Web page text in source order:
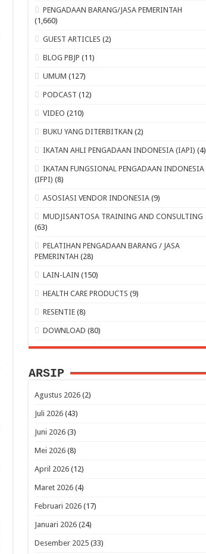
PENGADAAN BARANG/JASA PEMERINTAH
(1,660)
GUEST ARTICLES (2)
BLOG PBJP (11)
UMUM (127)
PODCAST (12)
VIDEO (210)
BUKU YANG DITERBITKAN (2)
IKATAN AHLI PENGADAAN INDONESIA (IAPI) (4)
IKATAN FUNGSIONAL PENGADAAN INDONESIA
(IFPI) (8)
ASOSIASI VENDOR INDONESIA (9)
MUDJISANTOSA TRAINING AND CONSULTING
(63)
PELATIHAN PENGADAAN BARANG / JASA
PEMERINTAH (28)
LAIN-LAIN (150)
HEALTH CARE PRODUCTS (9)
RESENTIE (8)
DOWNLOAD (80)
ARSIP
Agustus 2026(2)
Juli 2026(43)
Juni 2026(3)
Mei 2026(8)
April 2026(12)
Maret 2026(4)
Februari 2026(17)
Januari 2026(24)
Desember 2025(33)